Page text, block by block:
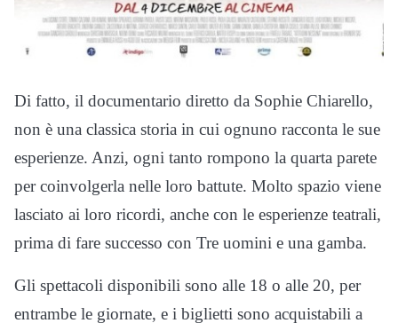
Di fatto, il documentario diretto da Sophie Chiarello,
non è una classica storia in cui ognuno racconta le sue
esperienze. Anzi, ogni tanto rompono la quarta parete
per coinvolgerla nelle loro battute. Molto spazio viene
lasciato ai loro ricordi, anche con le esperienze teatrali,
prima di fare successo con Tre uomini e una gamba.
Gli spettacoli disponibili sono alle 18 o alle 20, per
entrambe le giornate, e i biglietti sono acquistabili a